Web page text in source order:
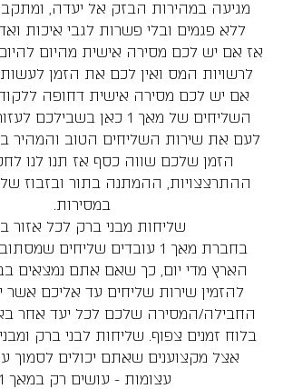
מגיעה במהירות הבזק אל יעדה,
ללא פגמים ובלי פשרות לגבי איכות
אז אם יש לכם מסירה אישית מהיום
לרשויות המס ואין לכם את הזמן
אם יש לכם מסירה אישית דחופה
השליחים של מאך 1 כאן
לעם את שירות השליחים הטוב והמהיר
הזמן שלכם שווה כסף אז תנו לנו
ההתרצצויות, ההמתנה בתור ובזבוז
במסירות.
שליחות מבני ברק לכל אזור
בחברת מאך 1 עובדים שליחים
הארץ מדי יום, כך שאם אתם נמצאים
להזמין שירות שליחים עד אליכם אשר
החבילה/המסירה שלכם לכל יעד אחר
בלוח זמנים צפוף. שליחות לבני ברק
אצל מקצוענים שאתם יכולים לסמוך
עצומות - עושים רק במאך 1!